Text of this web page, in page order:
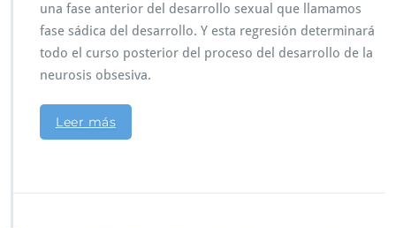
una fase anterior del desarrollo sexual que llamamos
fase sádica del desarrollo. Y esta regresión determinará
todo el curso posterior del proceso del desarrollo de la
neurosis obsesiva.
Leer más